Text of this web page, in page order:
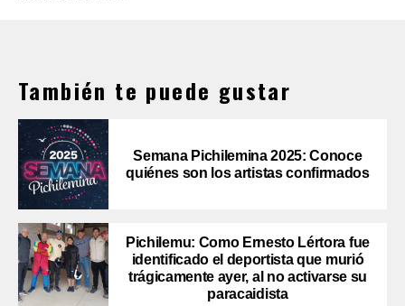
También te puede gustar
Semana Pichilemina 2025: Conoce
quiénes son los artistas confirmados
Pichilemu: Como Ernesto Lértora fue
identificado el deportista que murió
trágicamente ayer, al no activarse su
paracaidista